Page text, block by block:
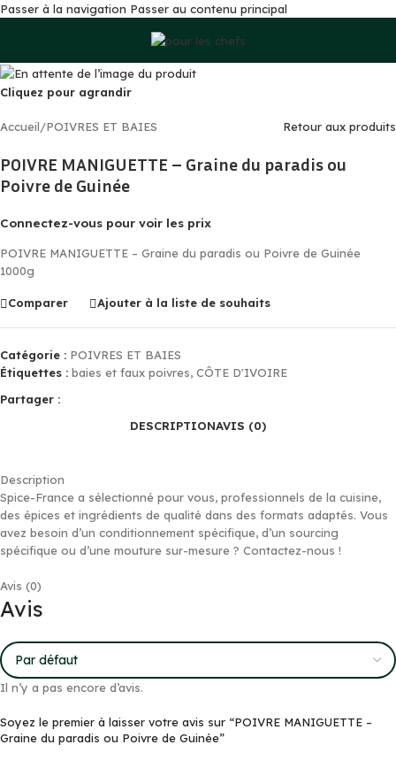
Passer à la navigation Passer au contenu principal
Cliquez pour agrandir
Accueil/POIVRES ET BAIES Retour aux produits
POIVRE MANIGUETTE – Graine du paradis ou
Poivre de Guinée
Connectez-vous pour voir les prix
POIVRE MANIGUETTE – Graine du paradis ou Poivre de Guinée
1000g
Comparer Ajouter à la liste de souhaits
Catégorie : POIVRES ET BAIES
Étiquettes : baies et faux poivres, CÔTE D'IVOIRE
Partager :
DESCRIPTIONAVIS (0)
Description
Spice-France a sélectionné pour vous, professionnels de la cuisine,
des épices et ingrédients de qualité dans des formats adaptés. Vous
avez besoin d’un conditionnement spécifique, d’un sourcing
spécifique ou d’une mouture sur-mesure ? Contactez-nous !
Avis (0)
Avis
Il n’y a pas encore d’avis.
Soyez le premier à laisser votre avis sur “POIVRE MANIGUETTE –
Graine du paradis ou Poivre de Guinée”